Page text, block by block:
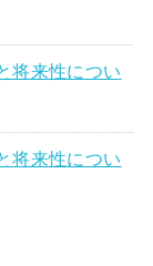
将来性につい
将来性につい